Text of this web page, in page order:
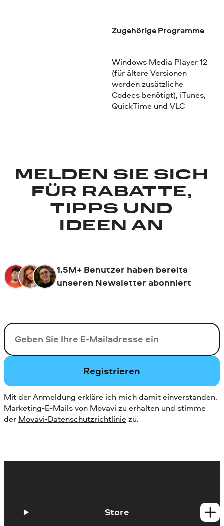
Zugehörige Programme
Windows Media Player 12
(für ältere Versionen
werden zusätzliche
Codecs benötigt), iTunes,
QuickTime und VLC
MELDEN SIE SICH
FÜR RABATTE,
TIPPS UND
IDEEN AN
1.5M+ Benutzer haben bereits
unseren Newsletter abonniert
Ihre E-Mail-Addresse
Registrieren
Mit der Anmeldung erkläre ich mich damit einverstanden,
Marketing-E-Mails von Movavi zu erhalten und stimme
der Movavi-Datenschutzrichtliniezu.
Store